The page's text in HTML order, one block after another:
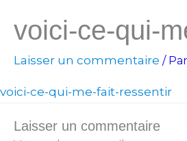
voici-ce-qui-
Laisser un commentaire / Par
voici-ce-qui-me-fait-ressentir
Laisser un commentaire